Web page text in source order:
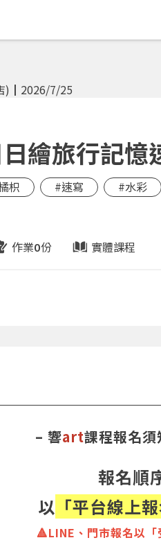
繪旅行記
枳 #速寫 #水彩
作業0份 實體課程
– 響art課程報名須
報名順
以 「平台線上報
🔺LINE、門市報名以